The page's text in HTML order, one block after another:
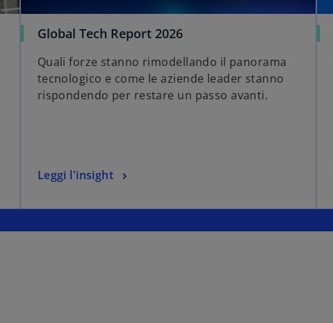
Global Tech Report 2026
Quali forze stanno rimodellando il panorama
tecnologico e come le aziende leader stanno
rispondendo per restare un passo avanti.
Leggi l'insight